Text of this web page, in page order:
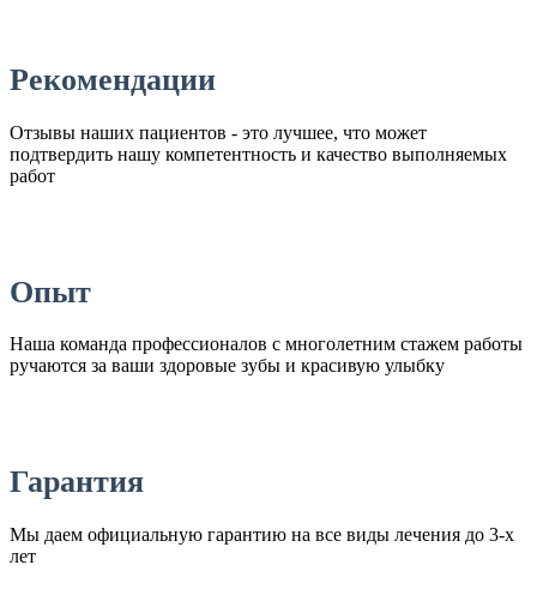
Рекомендации
Отзывы наших пациентов - это лучшее, что может
подтвердить нашу компетентность и качество выполняемых
работ
Опыт
Наша команда профессионалов с многолетним стажем работы
ручаются за ваши здоровые зубы и красивую улыбку
Гарантия
Мы даем официальную гарантию на все виды лечения до 3-х
лет